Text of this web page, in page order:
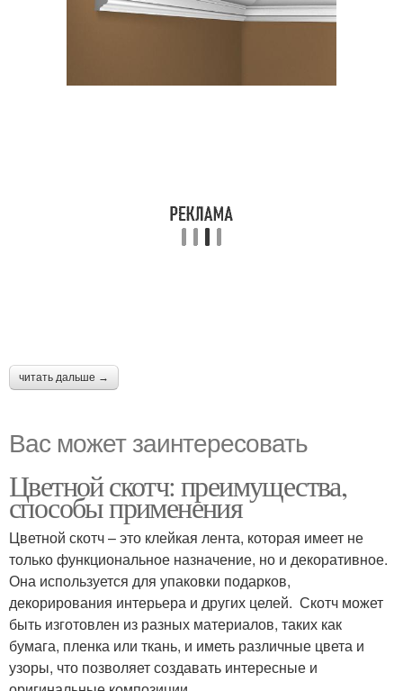
читать дальше →
Вас может заинтересовать
Цветной скотч: преимущества,
способы применения
Цветной скотч – это клейкая лента, которая имеет не
только функциональное назначение, но и декоративное.
Она используется для упаковки подарков,
декорирования интерьера и других целей. Скотч может
быть изготовлен из разных материалов, таких как
бумага, пленка или ткань, и иметь различные цвета и
узоры, что позволяет создавать интересные и